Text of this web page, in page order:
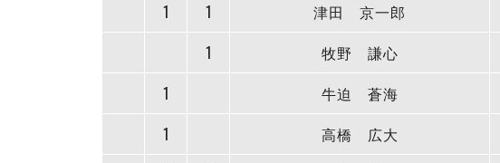
1
1 津田 京一郎
1
牧野 謙心
1
牛迫 蒼海
1
高橋 広大